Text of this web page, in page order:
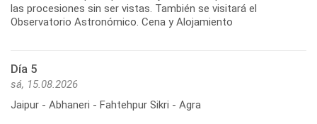
las procesiones sin ser vistas. También se visitará el
Observatorio Astronómico. Cena y Alojamiento
Día 5
sá, 15.08.2026
Jaipur - Abhaneri - Fahtehpur Sikri - Agra